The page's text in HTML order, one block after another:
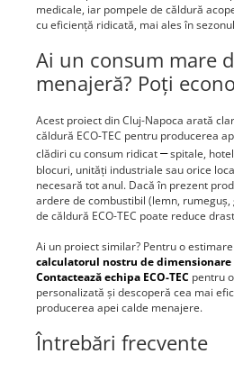
medicale, iar pompele de căldură
cu eficiență ridicată, mai ales în
Ai un consum mare
menajeră? Poți
Acest proiect din Cluj-Napoca arată
căldură ECO-TEC pentru producerea
clădiri cu consum ridicat–spitale,
blocuri, unități industriale sau orice
necesară tot anul. Dacă în prezent
ardere de combustibil (lemn,
de căldură ECO-TEC poate reduce
Ai un proiect similar? Pentru o
calculatorul nostru de
Contactează echipa ECO-TEC pentru
personalizată și descoperă cea mai
producerea apei calde menajere.
Întrebări frecvente